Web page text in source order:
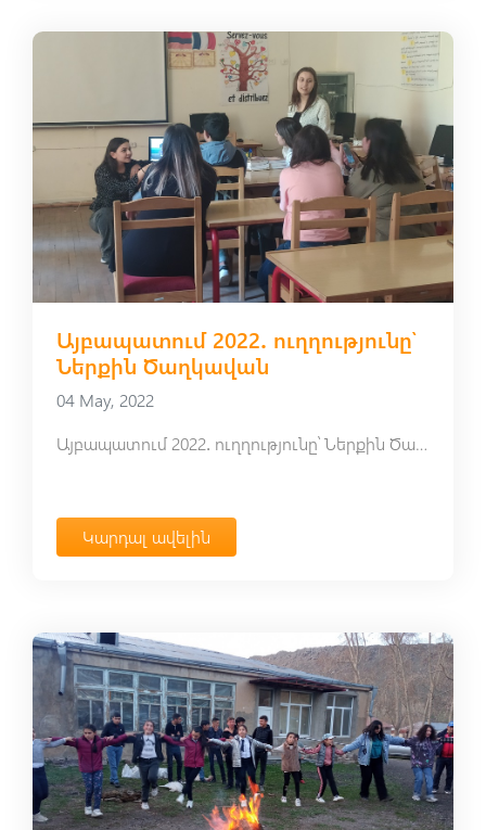
Այբապատում 2022․ ուղղությունը՝
Ներքին Ծաղկավան
04 May, 2022
Այբապատում 2022․ ուղղությունը՝ Ներքին Ծաղկավան
Կարդալ ավելին